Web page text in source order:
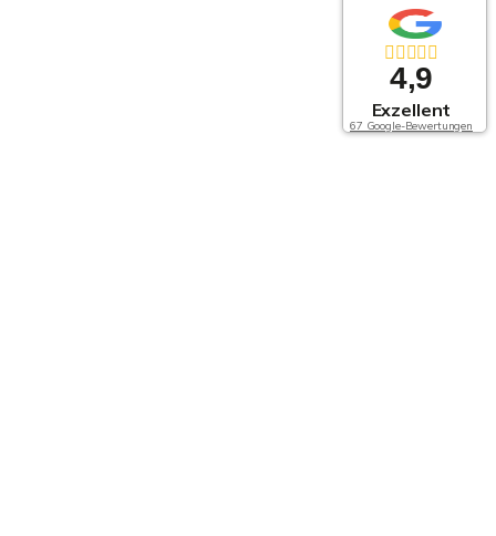
4,9
Exzellent
67 Google-Bewertungen